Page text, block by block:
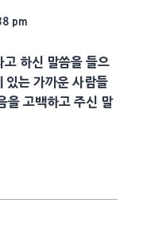
pm
고 하신 말씀을 들으
있는 가까운 사람들
을 고백하고 주신 말